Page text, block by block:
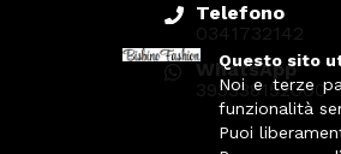
Telefono
0341732142
WhatsApp
393338152000
Questo sito
Noi e terze
funzionalità
Puoi